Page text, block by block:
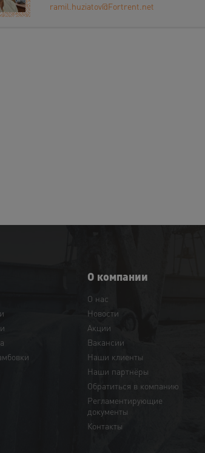
ramil.huziatov@Fortrent.net
О компании
О нас
Новости
Акции
Вакансии
Наши клиенты
Наши партнёры
Обратиться в компанию
Регламентирующие
документы
Контакты